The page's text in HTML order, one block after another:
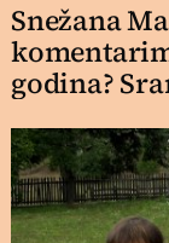
Snežana
godina?